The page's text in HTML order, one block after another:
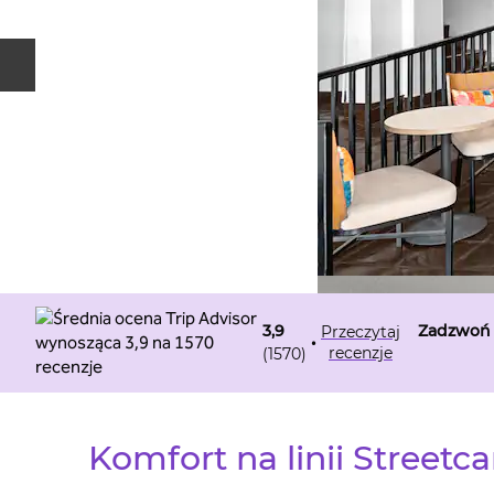
3,9
(1570)
•
Przeczytaj
recenzje
Zadzwoń
Rozmowa
Komfort na linii